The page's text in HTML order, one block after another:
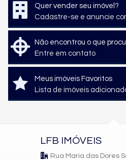
Quer vender seu imóvel?
Cadastre-se e anuncie
Não encontrou o que
Entre em contato
Meus imóveis Favoritos
Lista de imóveis
LFB IMÓVEIS
Rua Maria das Dores